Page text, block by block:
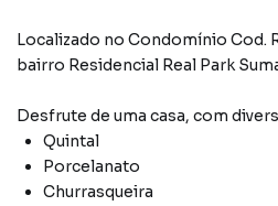
Localizado no Condomínio Cod.
bairro Residencial Real Park
Desfrute de uma casa, com
Quintal
Porcelanato
Churrasqueira